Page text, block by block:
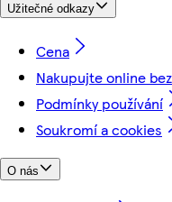
Užitečné odkazy
Cena
Nakupujte online
Podmínky používání
Soukromí a cookies
O nás